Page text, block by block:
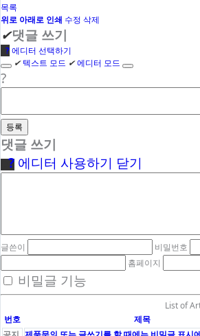
목록
위로 아래로 인쇄 수정 삭제
✔댓글 쓰기
?에디터 선택하기
✔텍스트 모드 ✔에디터 모드
?
댓글 쓰기
●? 에디터 사용하기 닫기
글쓴이
비밀번호
홈페이지
비밀글 기능
List of
번호
제목